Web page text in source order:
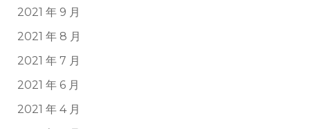
2021 年 9 月
2021 年 8 月
2021 年 7 月
2021 年 6 月
2021 年 4 月